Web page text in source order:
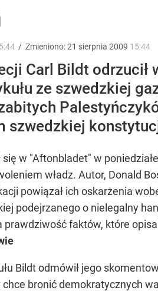
branżę do 2030 roku?
/ Zmieniono:21 sierpnia 2009 15:44
Carl Bildt odrzucił
ze szwedzkiej
szwedzkiej
się w "Aftonbladet" w
władz. Autor, Donald
powiązał ich oskarżenia
podejrzanego o nielegalny
prawdziwość faktów, które
Bildt odmówił jego
chce bronić demokratycznych